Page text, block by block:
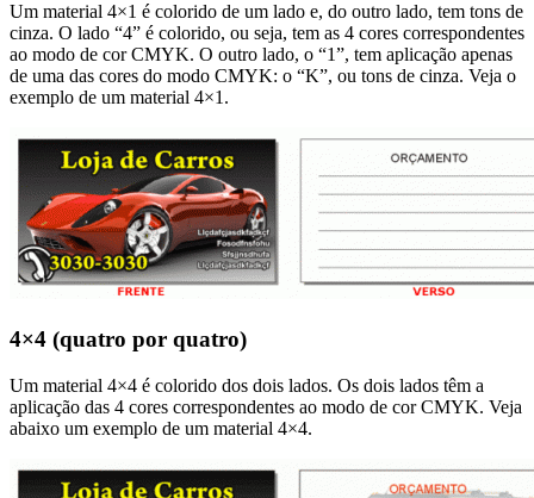
Um material 4×1 é colorido de um lado e, do outro lado, tem tons de
cinza. O lado “4” é colorido, ou seja, tem as 4 cores correspondentes
ao modo de cor CMYK. O outro lado, o “1”, tem aplicação apenas
de uma das cores do modo CMYK: o “K”, ou tons de cinza. Veja o
exemplo de um material 4×1.
4×4 (quatro por quatro)
Um material 4×4 é colorido dos dois lados. Os dois lados têm a
aplicação das 4 cores correspondentes ao modo de cor CMYK. Veja
abaixo um exemplo de um material 4×4.